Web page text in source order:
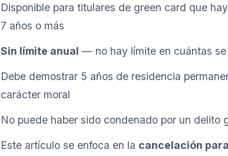
Disponible para titulares de green card que
7 años o más
Sin límite anual — no hay límite en cuántas
Debe demostrar 5 años de residencia
carácter moral
No puede haber sido condenado por un
Este artículo se enfoca en la cancelación